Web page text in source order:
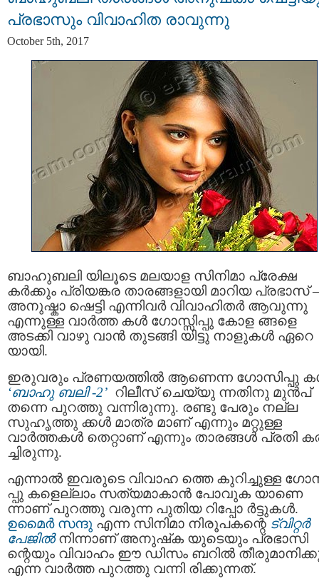
പ്രഭാസും വിവാഹിത രാവുന്നു
October 5th, 2017
ബാഹുബലി യിലൂടെ മലയാള സിനിമാ പ്രേക്ഷ
കര്‍ക്കും പ്രിയങ്കര താരങ്ങളായി മാറിയ പ്രഭാസ് –
അനുഷ്കാ ഷെട്ടി എന്നിവര്‍ വിവാഹിതര്‍ ആവുന്നു
എന്നുള്ള വാര്‍ത്ത കള്‍ ഗോസ്സിപ്പു കോള ങ്ങളെ
അടക്കി വാഴു വാന്‍ തുടങ്ങി യിട്ടു നാളുകള്‍ ഏറെ
യായി.
ഇരുവരും പ്രണയത്തില്‍ ആണെന്ന ഗോസിപ്പു
‘ബാഹു ബലി -2’ റിലീസ് ചെയ്യു ന്നതിനു മുന്‍പ്
തന്നെ പുറത്തു വന്നിരുന്നു. രണ്ടു പേരും നല്ല
സുഹൃത്തു ക്കള്‍ മാത്ര മാണ് എന്നും മറ്റുള്ള
വാര്‍ത്തകള്‍ തെറ്റാണ് എന്നും താരങ്ങള്‍ പ്രതി
ച്ചിരുന്നു.
എന്നാൽ ഇവരുടെ വിവാഹ ത്തെ കുറിച്ചുള്ള
പ്പു കളെല്ലാം സത്യമാകാന്‍ പോവുക യാണെ
ന്നാണ് പുറത്തു വരുന്ന പുതിയ റിപ്പോ ര്‍ട്ടുകള്‍.
ഉമൈര്‍ സന്ദു എന്ന സിനിമാ നിരൂപകന്റെ ട്വിറ്റര്‍
പേജില്‍ നിന്നാണ് അനുഷ്‌ക യുടെയും പ്രഭാസി
ന്റെയും വിവാഹം ഈ ഡിസം ബറില്‍
എന്ന വാര്‍ത്ത പുറത്തു വന്നി രിക്കുന്നത്.